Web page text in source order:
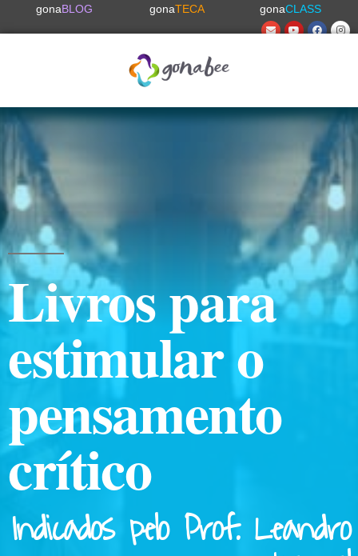
gonaBLOG gonaTECA gonaCLASS
Livros para
estimular o
pensamento
crítico
Indicados pelo Prof. Leandro